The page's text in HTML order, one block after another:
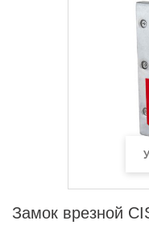
Замок врезной